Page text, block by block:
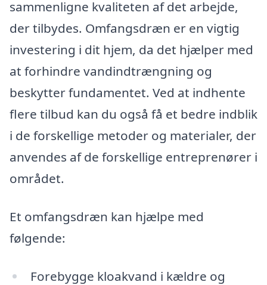
sammenligne kvaliteten af det arbejde,
der tilbydes. Omfangsdræn er en vigtig
investering i dit hjem, da det hjælper med
at forhindre vandindtrængning og
beskytter fundamentet. Ved at indhente
flere tilbud kan du også få et bedre indblik
i de forskellige metoder og materialer, der
anvendes af de forskellige entreprenører i
området.
Et omfangsdræn kan hjælpe med
følgende:
Forebygge kloakvand i kældre og